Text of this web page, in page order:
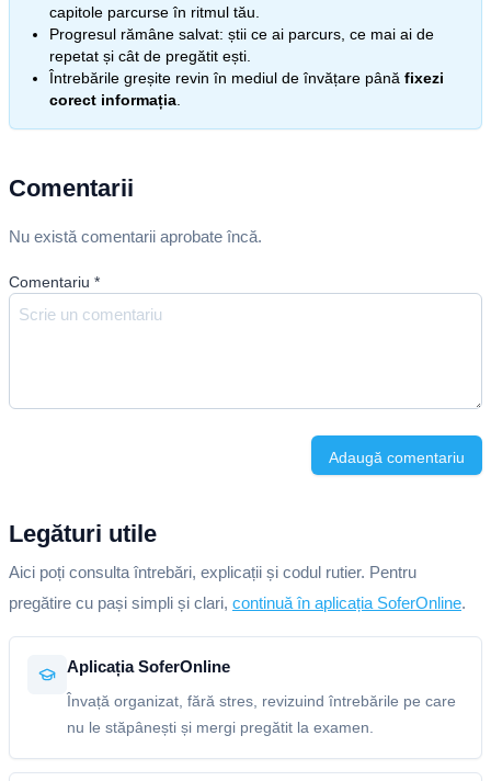
capitole parcurse în ritmul tău.
Progresul rămâne salvat: știi ce ai parcurs, ce mai ai de
repetat și cât de pregătit ești.
Întrebările greșite revin în mediul de învățare până fixezi
corect informația
Comentarii
Nu există comentarii aprobate încă.
Comentariu *
Adaugă comentariu
Legături utile
Aici poți consulta întrebări, explicații și codul rutier. Pentru
pregătire cu pași simpli și clari, continuă în aplicația SoferOnline.
Aplicația SoferOnline
Învață organizat, fără stres, revizuind întrebările pe care
nu le stăpânești și mergi pregătit la examen.